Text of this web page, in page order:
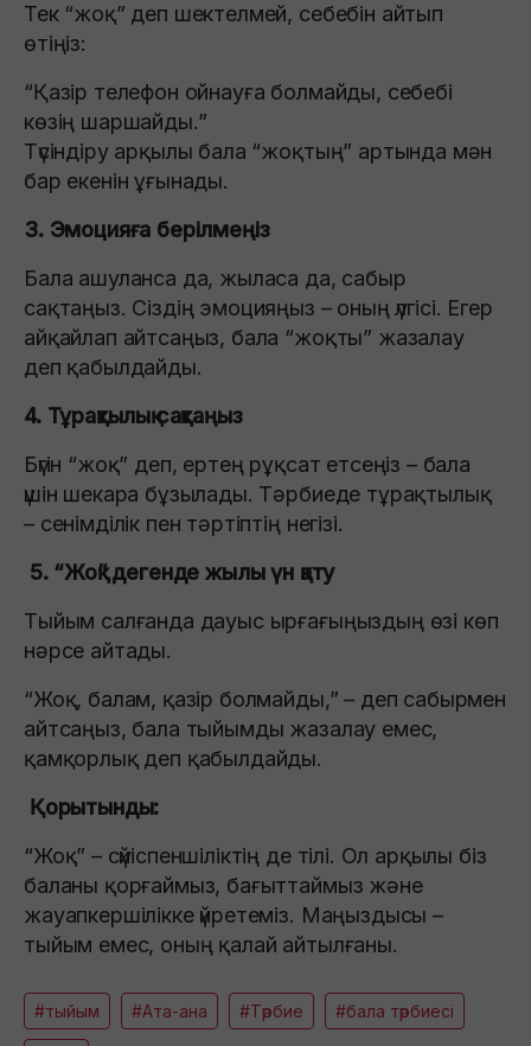
Тек “жоқ” деп шектелмей, себебін айтып
өтіңіз:
“Қазір телефон ойнауға болмайды, себебі
көзің шаршайды.”
Түсіндіру арқылы бала “жоқтың” артында мән
бар екенін ұғынады.
3. Эмоцияға берілмеңіз
Бала ашуланса да, жыласа да, сабыр
сақтаңыз. Сіздің эмоцияңыз – оның үлгісі. Егер
айқайлап айтсаңыз, бала “жоқты” жазалау
деп қабылдайды.
4. Тұрақтылық сақтаңыз
Бүгін “жоқ” деп, ертең рұқсат етсеңіз – бала
үшін шекара бұзылады. Тәрбиеде тұрақтылық
– сенімділік пен тәртіптің негізі.
5. “Жоқ” дегенде жылы үн қату
Тыйым салғанда дауыс ырғағыңыздың өзі көп
нәрсе айтады.
“Жоқ, балам, қазір болмайды,” – деп сабырмен
айтсаңыз, бала тыйымды жазалау емес,
қамқорлық деп қабылдайды.
Қорытынды:
“Жоқ” – сүйіспеншіліктің де тілі. Ол арқылы біз
баланы қорғаймыз, бағыттаймыз және
жауапкершілікке үйретеміз. Маңыздысы –
тыйым емес, оның қалай айтылғаны.
#тыйым #Ата-ана #Тәрбие #бала тәрбиесі